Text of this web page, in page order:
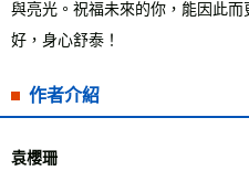
與亮光。祝福未來的你，能因此
好，身心舒泰！
作者介紹
袁櫻珊